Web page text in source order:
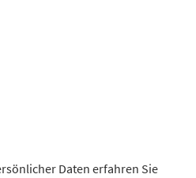
Daten erfahren Sie